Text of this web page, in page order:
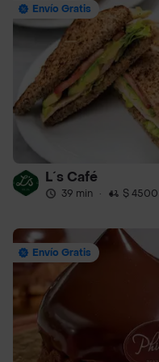
Envío Gratis
L´s Café
39 min · $ 4500
Envío Gratis